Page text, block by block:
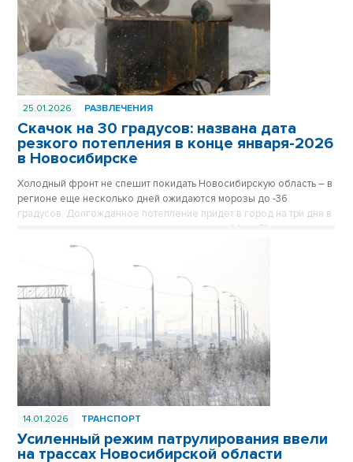
25.01.2026 РАЗВЛЕЧЕНИЯ
Скачок на 30 градусов: названа дата
резкого потепления в конце января-2026
в Новосибирске
Холодный фронт не спешит покидать Новосибирскую область – в
регионе еще несколько дней ожидаются морозы до -36
градусов. Долгожданное потепление придет в город на три дня в
конце месяца, самым теплым днем станет суббота 31 января.
14.01.2026 ТРАНСПОРТ
Усиленный режим патрулирования ввели
на трассах Новосибирской области